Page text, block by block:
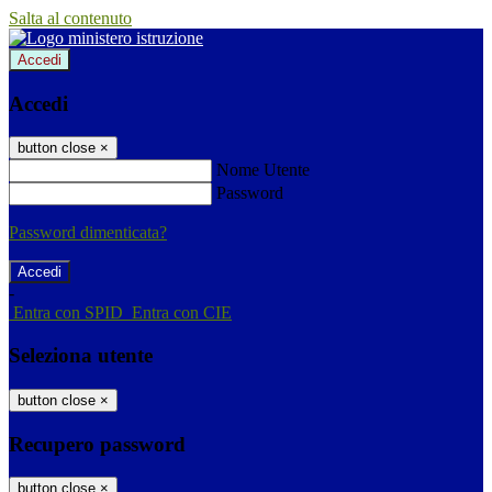
Salta al contenuto
Accedi
Accedi
button close ×
Nome Utente
Password
Password dimenticata?
-
Entra con SPID Entra con CIE
Seleziona utente
button close ×
Recupero password
button close ×